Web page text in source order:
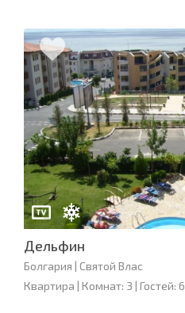
Дельфин
Болгария | Святой Влас
Квартира | Комнат: 3 | Гостей: 6